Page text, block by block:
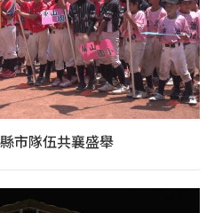
市隊伍共襄盛舉